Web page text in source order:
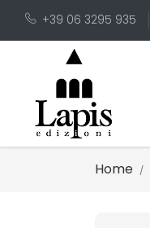
+39 06 3295 935
Home